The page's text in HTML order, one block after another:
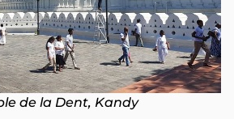
de la Dent, Kandy